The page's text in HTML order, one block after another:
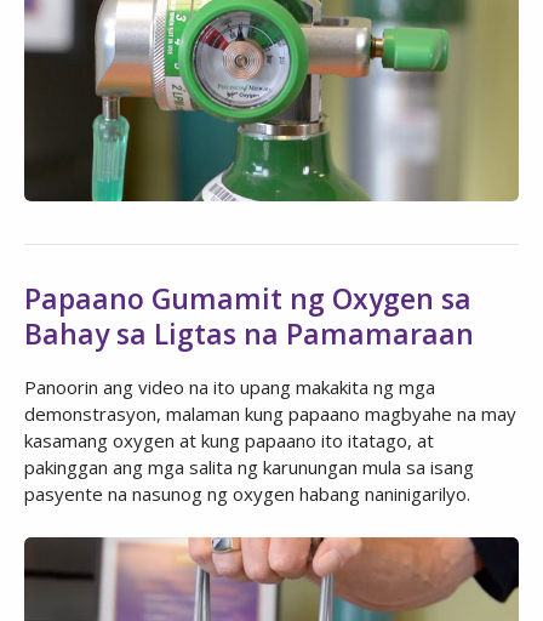
Papaano Gumamit ng Oxygen sa
Bahay sa Ligtas na Pamamaraan
Panoorin ang video na ito upang makakita ng mga
demonstrasyon, malaman kung papaano magbyahe na may
kasamang oxygen at kung papaano ito itatago, at
pakinggan ang mga salita ng karunungan mula sa isang
pasyente na nasunog ng oxygen habang naninigarilyo.